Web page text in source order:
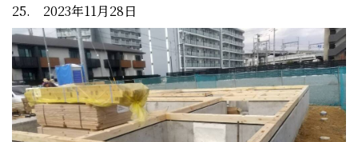
25. 2023年11月28日